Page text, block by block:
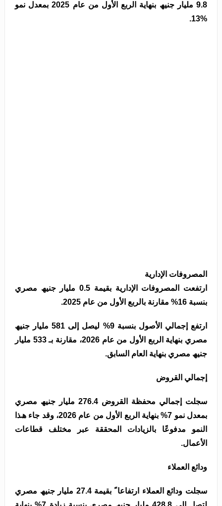
9.8 ﻣﻠﯿﺎر ﺟﻨﯿﮫ ﺑﻨﮭﺎﯾﺔ اﻟﺮﺑﻊ اﻷول ﻣﻦ ﻋﺎم 2025 ﺑﻤﻌﺪل ﻧﻤﻮ
%13.
اﻟﻤﺼﺮوﻓﺎت اﻹدارﯾﺔ
ارﺗﻔﻌﺖ اﻟﻤﺼﺮوﻓﺎت اﻹدارﯾﺔ ﺑﻘﯿﻤﺔ 0.5 ﻣﻠﯿﺎر ﺟﻨﯿﮫ ﻣﺼﺮي
ﺑﻨﺴﺒﺔ 16% ﻣﻘﺎرﻧﺔ ﺑﺎﻟﺮﺑﻊ اﻷول ﻣﻦ ﻋﺎم 2025.
ارﺗﻔﻊ إﺟﻤﺎﻟﻲ اﻷﺻﻮل ﺑﻨﺴﺒﺔ 9% ﻟﯿﺼﻞ إﻟﻰ 581 ﻣﻠﯿﺎر ﺟﻨﯿﮫ
ﻣﺼﺮي ﺑﻨﮭﺎﯾﺔ اﻟﺮﺑﻊ اﻷول ﻣﻦ ﻋﺎم 2026، ﻣﻘﺎرﻧﺔ ﺑـ 533 ﻣﻠﯿﺎر
ﺟﻨﯿﮫ ﻣﺼﺮي ﺑﻨﮭﺎﯾﺔ اﻟﻌﺎم اﻟﺴﺎﺑﻖ.
إﺟﻤﺎﻟﻲ اﻟﻘﺮوض
ﺳﺠﻠﺖ إﺟﻤﺎﻟﻲ ﻣﺤﻔﻈﺔ اﻟﻘﺮوض 276.4 ﻣﻠﯿﺎر ﺟﻨﯿﮫ ﻣﺼﺮي
ﺑﻤﻌﺪل ﻧﻤﻮ 7% ﺑﻨﮭﺎﯾﺔ اﻟﺮﺑﻊ اﻷول ﻣﻦ ﻋﺎم 2026، وﻗﺪ ﺟﺎء ھﺬا
اﻟﻨﻤﻮ ﻣﺪﻓﻮﻋًﺎ ﺑﺎﻟﺰﯾﺎدات اﻟﻤﺤﻘﻘﺔ ﻋﺒﺮ ﻣﺨﺘﻠﻒ ﻗﻄﺎﻋﺎت
اﻷﻋﻤﺎل.
وداﺋﻊ اﻟﻌﻤﻼء
ﺳﺠﻠﺖ وداﺋﻊ اﻟﻌﻤﻼء ارﺗﻔﺎﻋﺎ ً ﺑﻘﯿﻤﺔ 27.4 ﻣﻠﯿﺎر ﺟﻨﯿﮫ ﻣﺼﺮي